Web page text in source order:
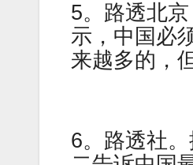
5。路透北
示，中国必
来越多的，
6。路透社